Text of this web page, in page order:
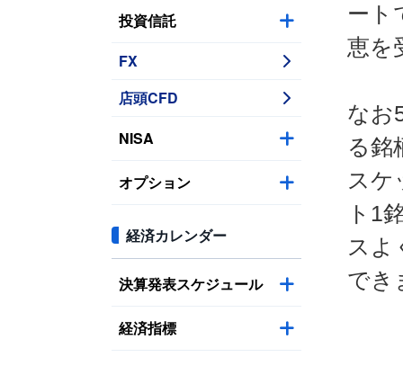
投資信託
FX
店頭CFD
NISA
オプション
経済カレンダー
決算発表スケジュール
経済指標
ート
恵を
なお
る銘
スケ
ト1
スよ
でき